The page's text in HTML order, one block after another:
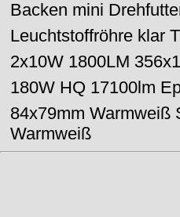
Backen mini
Leuchtstoffröhre klar
2x10W 1800LM
180W HQ 17100lm
84x79mm Warmweiß
Warmweiß